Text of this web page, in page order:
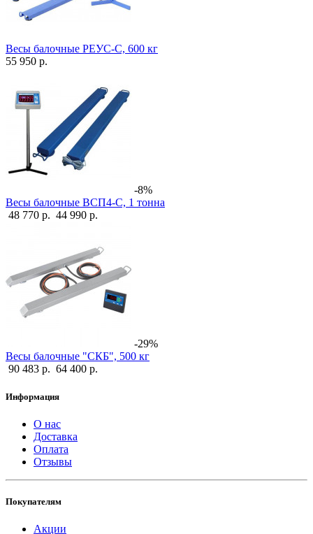
Весы балочные РЕУС-С, 600 кг
55 950 р.
-8%
Весы балочные ВСП4-С, 1 тонна
48 770 р. 44 990 р.
-29%
Весы балочные "СКБ", 500 кг
90 483 р. 64 400 р.
Информация
О нас
Доставка
Оплата
Отзывы
Покупателям
Акции